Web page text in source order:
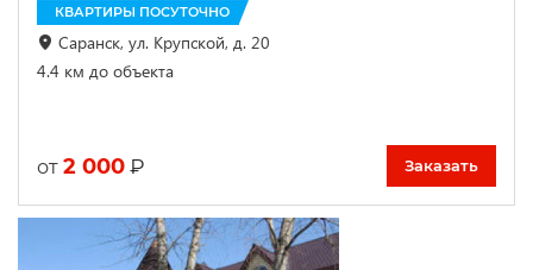
КВАРТИРЫ ПОСУТОЧНО
Саранск, ул. Крупской, д. 20
4.4 км до объекта
от 2 000 ₽ Заказать